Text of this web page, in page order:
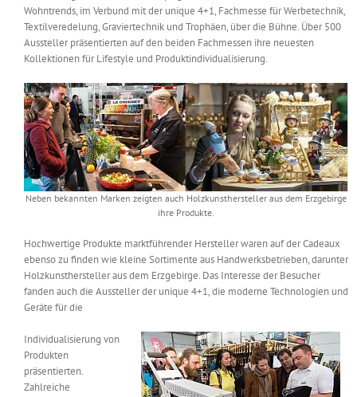
Messen & Events
Unternehmen
Interviews
Wissen
Jobshop
Wohntrends, im Verbund mit der unique 4+1, Fachmesse für Werbetechnik,
Textilveredelung, Graviertechnik und Trophäen, über die Bühne. Über 500
Aussteller präsentierten auf den beiden Fachmessen ihre neuesten
Kollektionen für Lifestyle und Produktindividualisierung.
Neben bekannten Marken zeigten auch Holzkunsthersteller aus dem Erzgebirge
ihre Produkte.
Hochwertige Produkte marktführender Hersteller waren auf der Cadeaux
ebenso zu finden wie kleine Sortimente aus Handwerksbetrieben, darunter
Holzkunsthersteller aus dem Erzgebirge. Das Interesse der Besucher
fanden auch die Aussteller der unique 4+1, die moderne Technologien und
Geräte für die
Individualisierung von
Produkten
präsentierten.
Zahlreiche